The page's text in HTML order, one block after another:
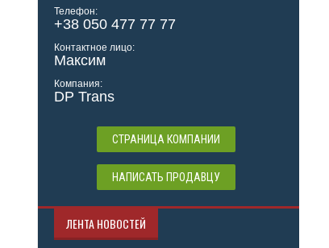
Телефон:
+38 050 477 77 77
Контактное лицо:
Максим
Компания:
DP Trans
СТРАНИЦА КОМПАНИИ
НАПИСАТЬ ПРОДАВЦУ
ЛЕНТА НОВОСТЕЙ